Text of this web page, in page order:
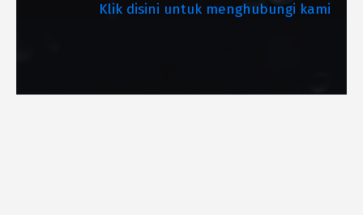
Klik disini untuk menghubungi kami